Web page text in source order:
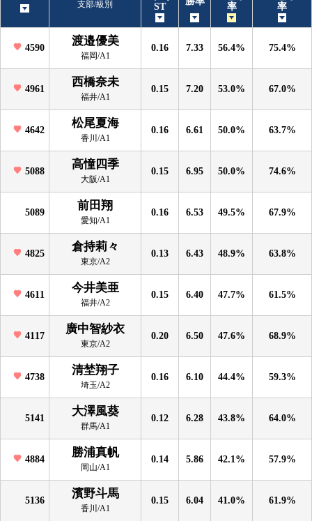
支部/級別
ST
率
率
4590 渡邉優美
福岡/A1
0.16 7.33 56.4% 75.4%
4961 西橋奈未
福井/A1
0.15 7.20 53.0% 67.0%
4642 松尾夏海
香川/A1
0.16 6.61 50.0% 63.7%
5088 高憧四季
大阪/A1
0.15 6.95 50.0% 74.6%
5089 前田翔
愛知/A1
0.16 6.53 49.5% 67.9%
4825 倉持莉々
東京/A2
0.13 6.43 48.9% 63.8%
4611 今井美亜
福井/A2
0.15 6.40 47.7% 61.5%
4117 廣中智紗衣
東京/A2
0.20 6.50 47.6% 68.9%
4738 清埜翔子
埼玉/A2
0.16 6.10 44.4% 59.3%
5141 大澤風葵
群馬/A1
0.12 6.28 43.8% 64.0%
4884 勝浦真帆
岡山/A1
0.14 5.86 42.1% 57.9%
5136 濱野斗馬
香川/A1
0.15 6.04 41.0% 61.9%